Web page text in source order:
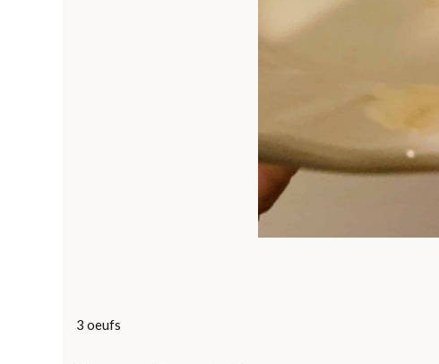
3 oeufs